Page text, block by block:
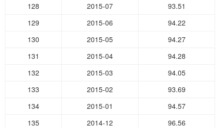
128
2015-07
93.51
129
2015-06
94.22
130
2015-05
94.27
131
2015-04
94.28
132
2015-03
94.05
133
2015-02
93.69
134
2015-01
94.57
135
2014-12
96.56